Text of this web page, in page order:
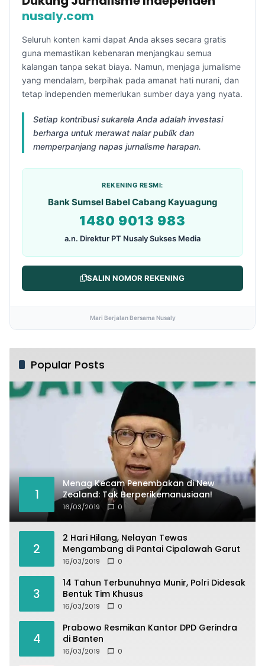
nusaly.com
Seluruh konten kami dapat Anda akses secara gratis
guna memastikan kebenaran menjangkau semua
kalangan tanpa sekat biaya. Namun, menjaga jurnalisme
yang mendalam, berpihak pada amanat hati nurani, dan
tetap independen memerlukan sumber daya yang nyata.
Setiap kontribusi sukarela Anda adalah investasi
berharga untuk merawat nalar publik dan
memperpanjang napas jurnalisme harapan.
REKENING RESMI:
Bank Sumsel Babel Cabang Kayuagung
1480 9013 983
a.n. Direktur PT Nusaly Sukses Media
SALIN NOMOR REKENING
Mari Berjalan Bersama Nusaly
Popular Posts
1
Menag Kecam Penembakan di New
Zealand: Tak Berperikemanusiaan!
16/03/2019 0
2
2 Hari Hilang, Nelayan Tewas
Mengambang di Pantai Cipalawah Garut
16/03/2019 0
3
14 Tahun Terbunuhnya Munir, Polri Didesak
Bentuk Tim Khusus
16/03/2019 0
4
Prabowo Resmikan Kantor DPD Gerindra
di Banten
16/03/2019 0